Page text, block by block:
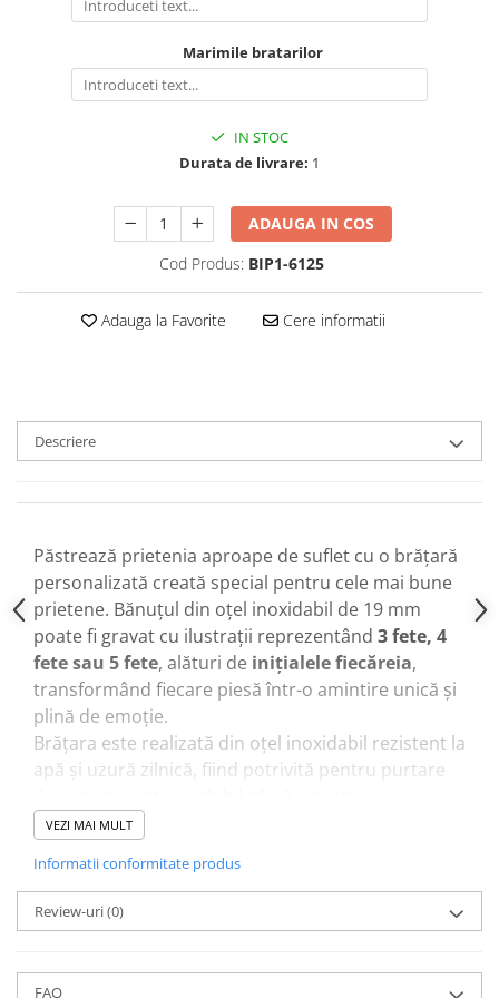
Marimile bratarilor
IN STOC
Durata de livrare: 1
ADAUGA IN COS
Cod Produs: BIP1-6125
Adauga la Favorite Cere informatii
Descriere
Păstrează prietenia aproape de suflet cu o brățară
personalizată creată special pentru cele mai bune
prietene. Bănuțul din oțel inoxidabil de 19 mm
poate fi gravat cu ilustrații reprezentând 3 fete, 4
fete sau 5 fete, alături de inițialele fiecăreia,
transformând fiecare piesă într-o amintire unică și
plină de emoție.
Brățara este realizată din oțel inoxidabil rezistent la
apă și uzură zilnică, fiind potrivită pentru purtare
confortabilă pentru majoritatea încheieturilor.
Bănuț din oțel inoxidabil de
Personalizare cu
Gravare cuinițialele fiecărei prietene
Rezistentă la apă și la purtarea zilnică
VEZI MAI MULT
Informatii conformitate produs
Review-uri(0)
FAQ